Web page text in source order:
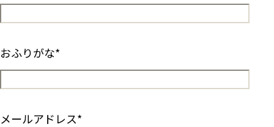
おふりがな*
メールアドレス*